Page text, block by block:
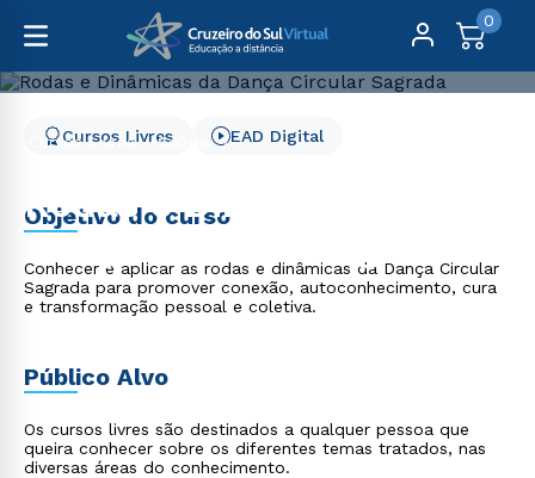
0
Cursos Livres
Saúde
Rodas e Dinâmicas da
Dança Circular Sagrada
Cursos Livres EAD Digital
Objetivo do curso
Conhecer e aplicar as rodas e dinâmicas da Dança Circular
Sagrada para promover conexão, autoconhecimento, cura
e transformação pessoal e coletiva.
Público Alvo
Os cursos livres são destinados a qualquer pessoa que
queira conhecer sobre os diferentes temas tratados, nas
diversas áreas do conhecimento.